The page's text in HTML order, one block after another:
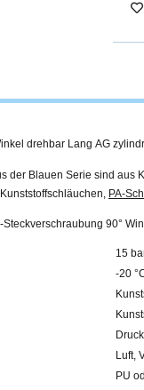
drehbar Lang AG
der Blauen Serie sind aus
PA-
90°
15
-20
Luft,
Schlauch
PU